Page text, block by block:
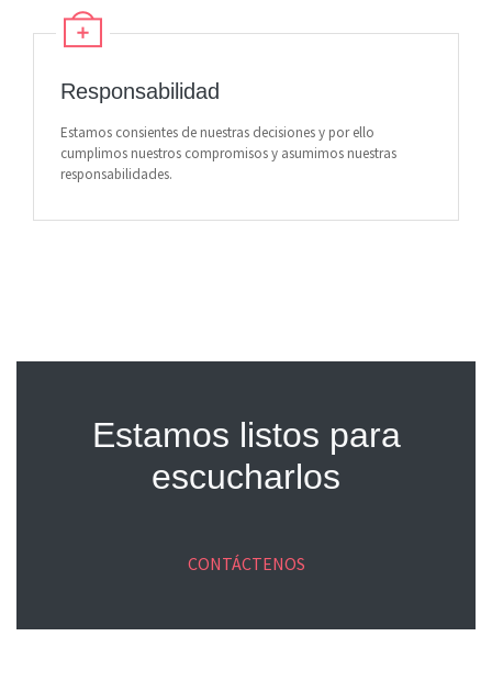
Responsabilidad
Estamos consientes de nuestras decisiones y por ello
cumplimos nuestros compromisos y asumimos nuestras
responsabilidades.
Estamos listos para
escucharlos
CONTÁCTENOS